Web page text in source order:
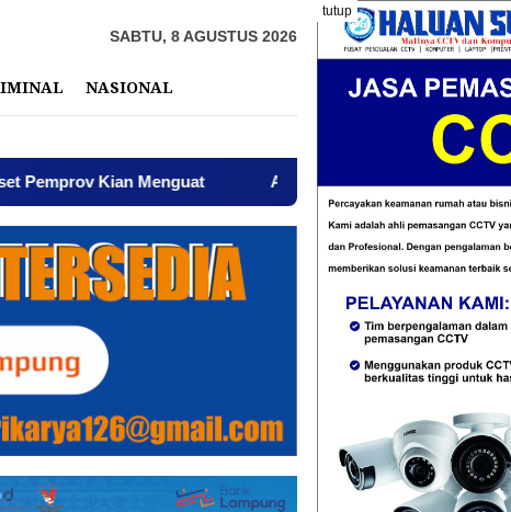
tutup
SABTU, 8 AGUSTUS 2026
NASIONAL
Menguat AWPI Serukan Perdamaian dan Kecam